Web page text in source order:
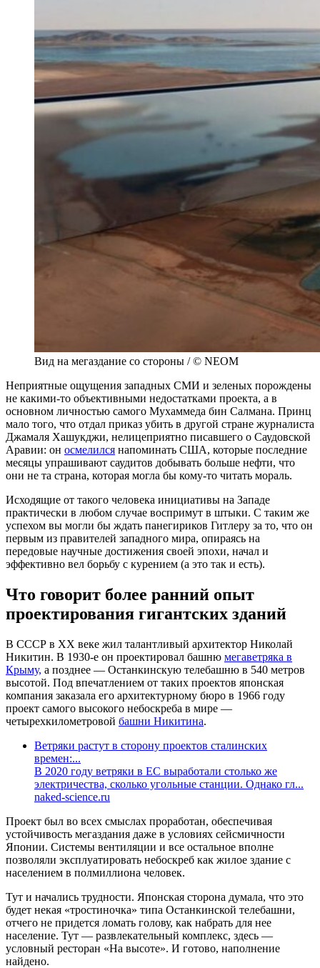
Вид на мегаздание со стороны / © NEOM
Неприятные ощущения западных СМИ и зеленых порождены
не какими-то объективными недостатками проекта, а в
основном личностью самого Мухаммеда бин Салмана. Принц
мало того, что отдал приказ убить в другой стране журналиста
Джамаля Хашукджи, нелицеприятно писавшего о Саудовской
Аравии: он осмелился напоминать США, которые последние
месяцы упрашивают саудитов добывать больше нефти, что
они не та страна, которая могла бы кому-то читать мораль.
Исходящие от такого человека инициативы на Западе
практически в любом случае воспримут в штыки. С таким же
успехом вы могли бы ждать панегириков Гитлеру за то, что он
первым из правителей западного мира, опираясь на
передовые научные достижения своей эпохи, начал и
эффективно вел борьбу с курением (а это так и есть).
Что говорит более ранний опыт
проектирования гигантских зданий
В СССР в XX веке жил талантливый архитектор Николай
Никитин. В 1930-е он проектировал башню мегаветряка в
Крыму, а позднее — Останкинскую телебашню в 540 метров
высотой. Под впечатлением от таких проектов японская
компания заказала его архитектурному бюро в 1966 году
проект самого высокого небоскреба в мире —
четырехкилометровой башни Никитина.
Ветряки растут в сторону проектов сталинских
времен:...
В 2020 году ветряки в ЕС выработали столько же
электричества, сколько угольные станции. Однако гл...
naked-science.ru
Проект был во всех смыслах проработан, обеспечивая
устойчивость мегаздания даже в условиях сейсмичности
Японии. Системы вентиляции и все остальное вполне
позволяли эксплуатировать небоскреб как жилое здание с
населением в полмиллиона человек.
Тут и начались трудности. Японская сторона думала, что это
будет некая «тростиночка» типа Останкинской телебашни,
отчего не придется ломать голову, как набрать для нее
население. Тут — развлекательный комплекс, здесь —
условный ресторан «На высоте». И готово, наполнение
найдено.